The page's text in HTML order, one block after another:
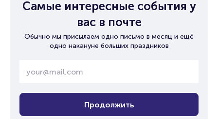
Самые интересные события у
вас в почте
Обычно мы присылаем одно письмо в месяц и ещё
одно накануне больших праздников
Продолжить